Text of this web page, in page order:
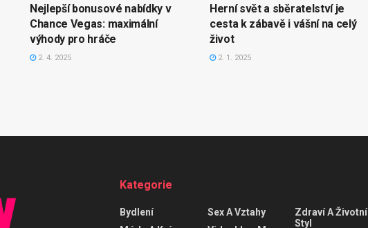
Nejlepší bonusové nabídky v
Chance Vegas: maximální
výhody pro hráče
2. 4. 2025
Herní svět a sběratelství je
cesta k zábavě i vášní na celý
život
2. 1. 2025
Kategorie
Bydlení
Sex A Vztahy
Zdraví A Životní
Styl